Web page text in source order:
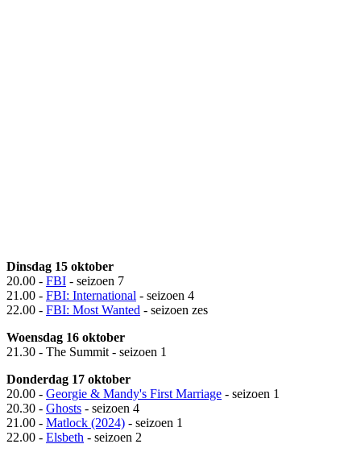
Dinsdag 15 oktober
20.00 - FBI - seizoen 7
21.00 - FBI: International - seizoen 4
22.00 - FBI: Most Wanted - seizoen zes
Woensdag 16 oktober
21.30 - The Summit - seizoen 1
Donderdag 17 oktober
20.00 - Georgie & Mandy's First Marriage - seizoen 1
20.30 - Ghosts - seizoen 4
21.00 - Matlock (2024) - seizoen 1
22.00 - Elsbeth - seizoen 2